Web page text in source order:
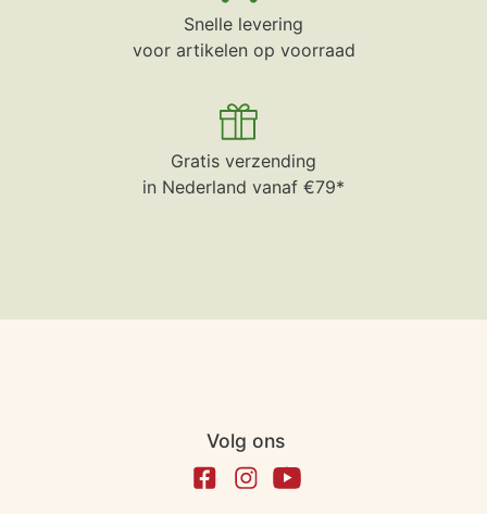
Snelle levering
voor artikelen op voorraad
Gratis verzending
in Nederland vanaf €79*
Volg ons